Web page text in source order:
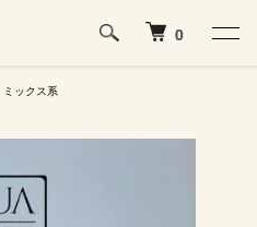
0
ミックス系